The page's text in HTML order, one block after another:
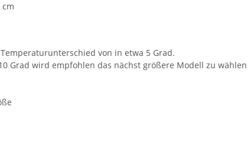
von in etwa 5 Grad.
Grad wird empfohlen das nächst größere Modell zu